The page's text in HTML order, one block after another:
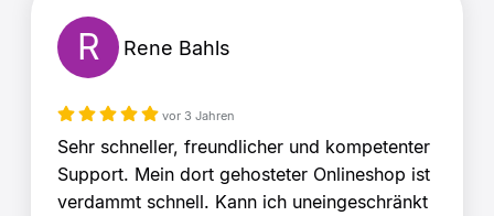
R Rene Bahls
vor 3 Jahren
Sehr schneller, freundlicher und kompetenter
Support. Mein dort gehosteter Onlineshop ist
verdammt schnell. Kann ich uneingeschränkt